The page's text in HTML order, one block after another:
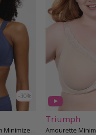
-30%
True Shape Sensation Minimizer Beha D-H cup
Triumph